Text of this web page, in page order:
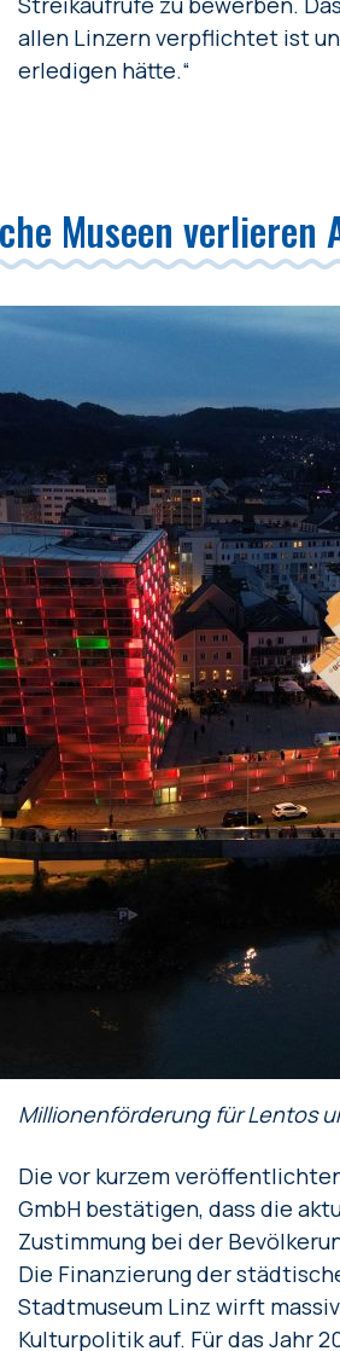
allen Linzern verpflichtet ist
erledigen hätte.“
Museen verlieren
Millionenförderung für Lentos
Die vor kurzem
GmbH bestätigen, dass die
Zustimmung bei der
Die Finanzierung der
Stadtmuseum Linz wirft
Kulturpolitik auf. Für das Jahr